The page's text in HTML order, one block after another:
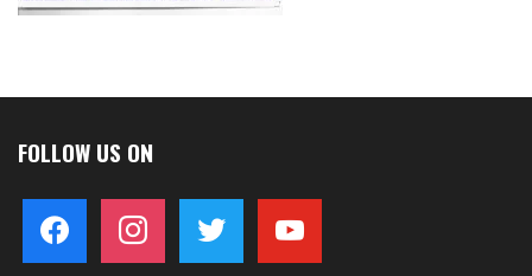
FOLLOW US ON
facebook instagram twitter youtube